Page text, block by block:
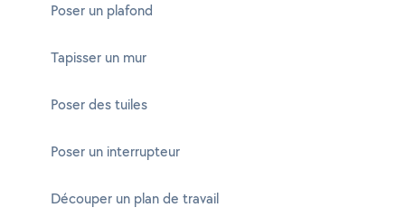
Poser un plafond
Tapisser un mur
Poser des tuiles
Poser un interrupteur
Découper un plan de travail